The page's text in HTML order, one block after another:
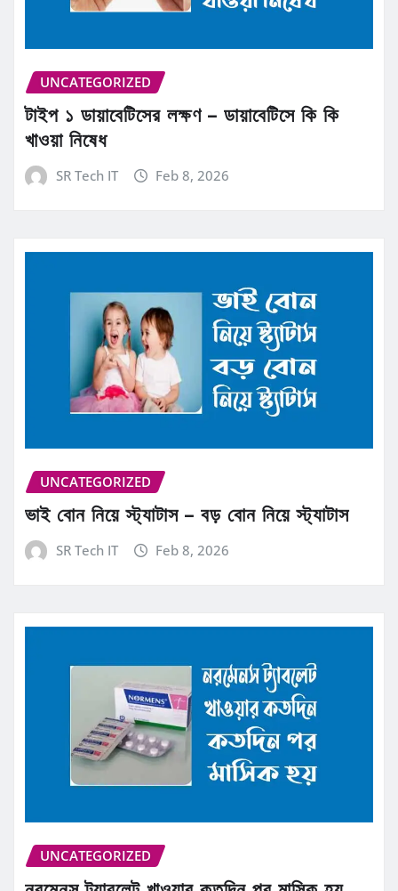
UNCATEGORIZED
টাইপ ১ ডায়াবেটিসের লক্ষণ – ডায়াবেটিসে কি কি
খাওয়া নিষেধ
SR Tech IT Feb 8, 2026
UNCATEGORIZED
ভাই বোন নিয়ে স্ট্যাটাস – বড় বোন নিয়ে স্ট্যাটাস
SR Tech IT Feb 8, 2026
UNCATEGORIZED